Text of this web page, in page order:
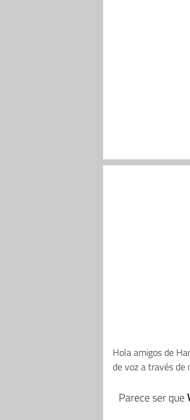
Hola amigos de
de voz a través de
Parece ser que